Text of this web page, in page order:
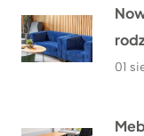
01